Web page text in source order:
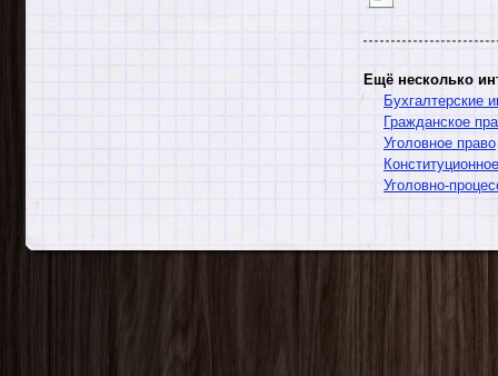
Ещё несколько
Бухгалтерские
Гражданское
Уголовное право
Уголовно-